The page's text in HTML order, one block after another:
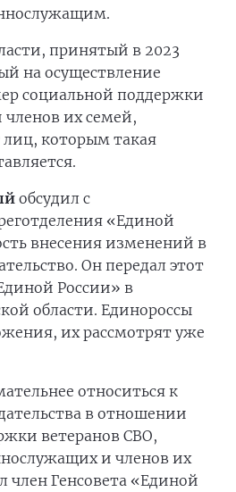
принятый в 2023
на осуществление
социальной поддержки
их семей,
лиц, которым такая
обсудил с
«Единой
внесения изменений в
Он передал этот
России» в
области. Единороссы
их рассмотрят уже
относиться к
в отношении
ветеранов СВО,
и членов их
Генсовета «Единой